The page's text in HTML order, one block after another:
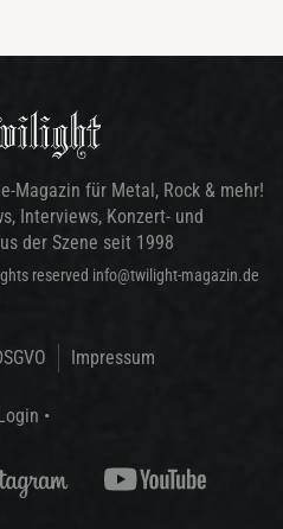
Magazin für Metal, Rock & mehr!
Interviews, Konzert- und
der Szene seit 1998
reserved info@twilight-magazin.de
Impressum
•